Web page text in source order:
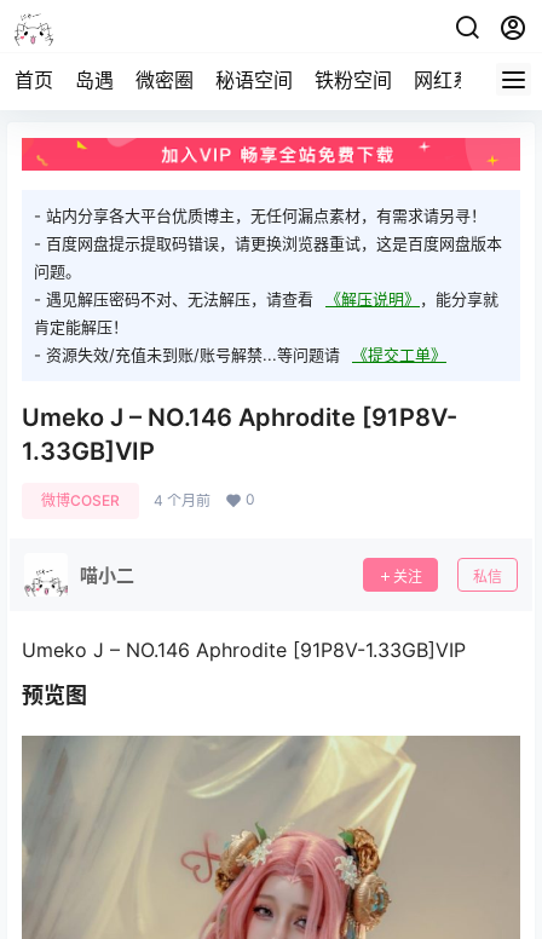
首页 岛遇 微密圈 秘语空间 铁粉空间 网红系列 打
- 站内分享各大平台优质博主，无任何漏点素材，有需求请另寻！
- 百度网盘提示提取码错误，请更换浏览器重试，这是百度网盘版本
问题。
- 遇见解压密码不对、无法解压，请查看
《解压说明》 ，能分享就
肯定能解压！
- 资源失效/充值未到账/账号解禁...等问题请
《提交工单》
Umeko J – NO.146 Aphrodite [91P8V-
1.33GB]VIP
微博COSER 4 个月前 0
喵小二 关注 私信
Umeko J – NO.146 Aphrodite [91P8V-1.33GB]VIP
预览图